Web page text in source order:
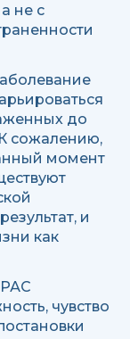
не с
до
сожалению,
момент
и
как
чувство